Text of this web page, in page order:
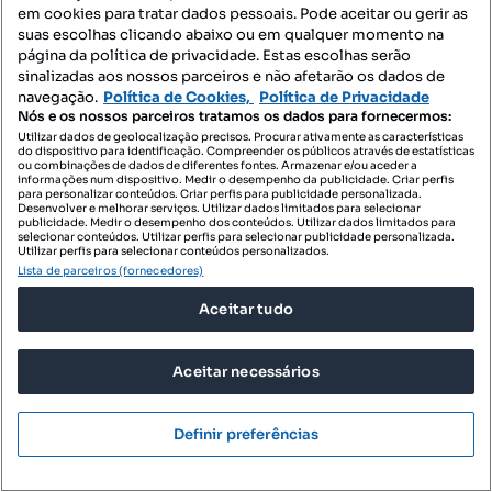
500 €6,67 €/m²
Arrenda-se casa T0 + 2 quartos – Lamego
Lamego (Almacave e Sé), Lamego, Viseu
Tipologia
T2
Preço por metro quadrado
75 m²
Profissional
em cookies para tratar dados pessoais. Pode aceitar ou gerir as
suas escolhas clicando abaixo ou em qualquer momento na
página da política de privacidade. Estas escolhas serão
sinalizadas aos nossos parceiros e não afetarão os dados de
navegação. Política de Cookies, Política de Privacidade
Nós e os nossos parceiros tratamos os dados para fornecermos:
Utilizar dados de geolocalização precisos. Procurar ativamente as características
do dispositivo para identificação. Compreender os públicos através de estatísticas
ou combinações de dados de diferentes fontes. Armazenar e/ou aceder a
informações num dispositivo. Medir o desempenho da publicidade. Criar perfis
para personalizar conteúdos. Criar perfis para publicidade personalizada.
Desenvolver e melhorar serviços. Utilizar dados limitados para selecionar
publicidade. Medir o desempenho dos conteúdos. Utilizar dados limitados para
selecionar conteúdos. Utilizar perfis para selecionar publicidade personalizada.
Utilizar perfis para selecionar conteúdos personalizados.
Lista de parceiros (fornecedores)
Aceitar tudo
Aceitar necessários
Definir preferências